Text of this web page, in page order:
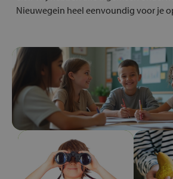
Nieuwegein heel eenvoundig voor je